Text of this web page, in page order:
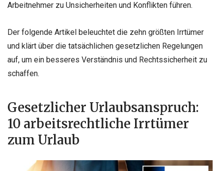
Arbeitnehmer zu Unsicherheiten und Konflikten führen.
Der folgende Artikel beleuchtet die zehn größten Irrtümer
und klärt über die tatsächlichen gesetzlichen Regelungen
auf, um ein besseres Verständnis und Rechtssicherheit zu
schaffen.
Gesetzlicher Urlaubsanspruch:
10 arbeitsrechtliche Irrtümer
zum Urlaub